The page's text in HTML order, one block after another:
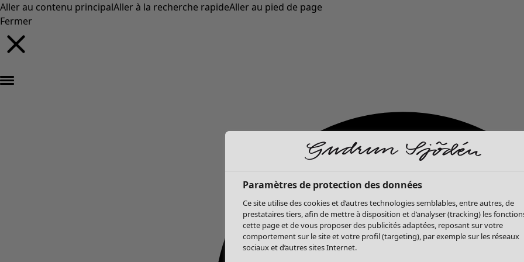
Aller au contenu principalAller à la recherche rapideAller au pied de page
Fermer
Paramètres de protection des données
Ce site utilise des cookies et d’autres technologies semblables, entre autres, de
prestataires tiers, afin de mettre à disposition et d’analyser (tracking) les
cette page et de vous proposer des publicités adaptées, reposant sur votre
comportement sur le site et votre profil (targeting), par exemple sur les réseaux
sociaux et d’autres sites Internet.